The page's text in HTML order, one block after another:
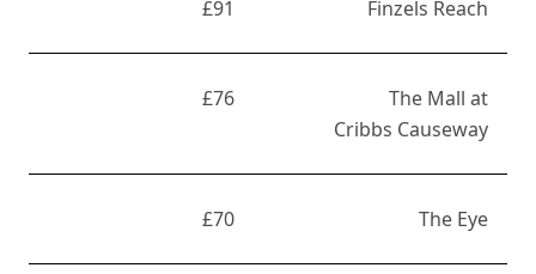
Finzels Reach
£91
The Mall at
Cribbs Causeway
£76
The Eye
£70